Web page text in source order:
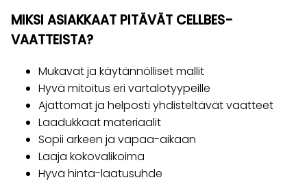
MIKSI ASIAKKAAT PITÄVÄT CELLBES-
VAATTEISTA?
Mukavat ja käytännölliset mallit
Hyvä mitoitus eri vartalotyypeille
Ajattomat ja helposti yhdisteltävät vaatteet
Laadukkaat materiaalit
Sopii arkeen ja vapaa-aikaan
Laaja kokovalikoima
Hyvä hinta-laatusuhde